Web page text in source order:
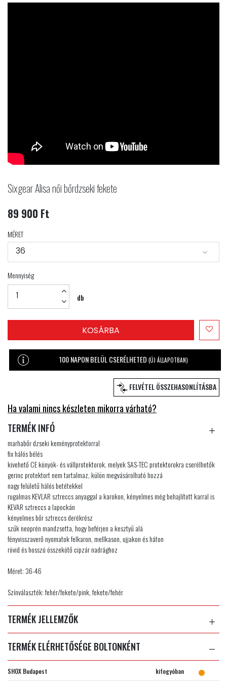
Sixgear Alisa női bőrdzseki fekete
89 900 Ft
MÉRET
36
Mennyiség
db
KOSÁRBA
100 NAPON BELÜL CSERÉLHETED (ÚJ ÁLLAPOTBAN)
FELVÉTEL ÖSSZEHASONLÍTÁSBA
Ha valami nincs készleten mikorra várható?
TERMÉK INFÓ
marhabőr dzseki keményprotektorral
fix hálós bélés
kivehető CE könyök- és vállprotektorok, melyek SAS-TEC protektorokra cserélhetők
gerinc protektort nem tartalmaz, külön megvásárolható hozzá
nagy felületű hálós betétekkel
rugalmas KEVLAR sztreccs anyaggal a karokon, kényelmes még behajlított karral is
KEVAR sztreccs a lapockán
kényelmes bőr sztreccs derékrész
szűk neoprén mandzsetta, hogy beférjen a kesztyű alá
fényvisszaverő nyomatok felkaron, mellkason, ujjakon és háton
rövid és hosszú összekötő cipzár nadrághoz
Méret: 36-46
Színválaszték: fehér/fekete/pink, fekete/fehér
TERMÉK JELLEMZŐK
TERMÉK ELÉRHETŐSÉGE BOLTONKÉNT
SHOX Budapest
kifogyóban